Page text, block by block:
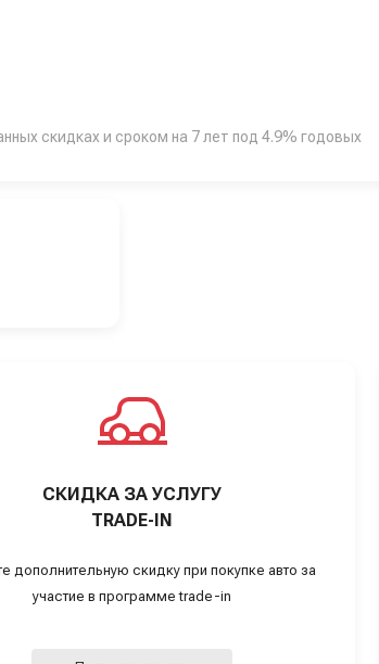
скидках и сроком на 7 лет под 4.9% годовых
СКИДКА ЗА УСЛУГУ
TRADE-IN
дополнительную скидку при покупке авто за
участие в программе trade-in